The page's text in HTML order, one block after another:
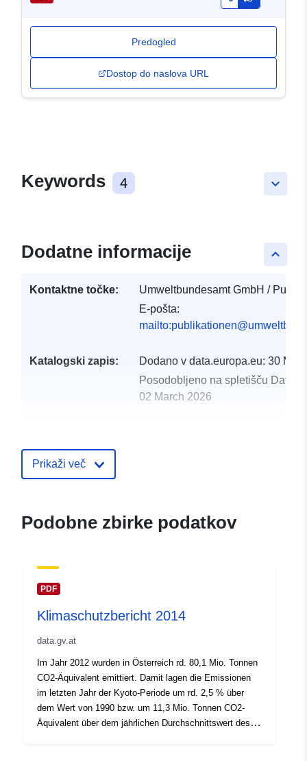
Predogled
Dostop do naslova URL
keyboard_arrow_down
Keywords 4
keyboard_arrow_up
Dodatne informacije
Kontaktne točke:
Umweltbundesamt GmbH /
E-pošta:
Katalogski zapis: Dodano v data.europa.eu: 30
Posodobljeno na spletišču
02 March 2026
Prikaži več
Podobne zbirke podatkov
PDF
Klimaschutzbericht 2014
data.gv.at
Im Jahr 2012 wurden in Österreich rd. 80,1 Mio. Tonnen
CO2-Äquivalent emittiert. Damit lagen die Emissionen
im letzten Jahr der Kyoto-Periode um rd. 2,5 % über
dem Wert von 1990 bzw. um 11,3 Mio. Tonnen CO2-
Äquivalent über dem jährlichen Durchschnittswert des